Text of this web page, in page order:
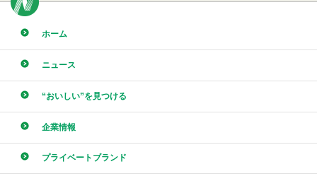
ホーム
ニュース
“おいしい”を見つける
企業情報
プライベートブランド